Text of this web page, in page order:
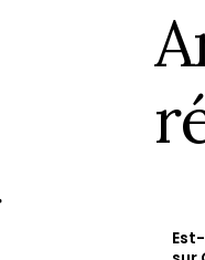
Création
Création
Rédaction
Maximiser
Facebook